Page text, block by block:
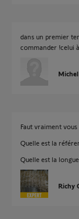
dans un premier
commander !celui
Michel
Faut vraiment
Quelle est la
Quelle est la
Richy